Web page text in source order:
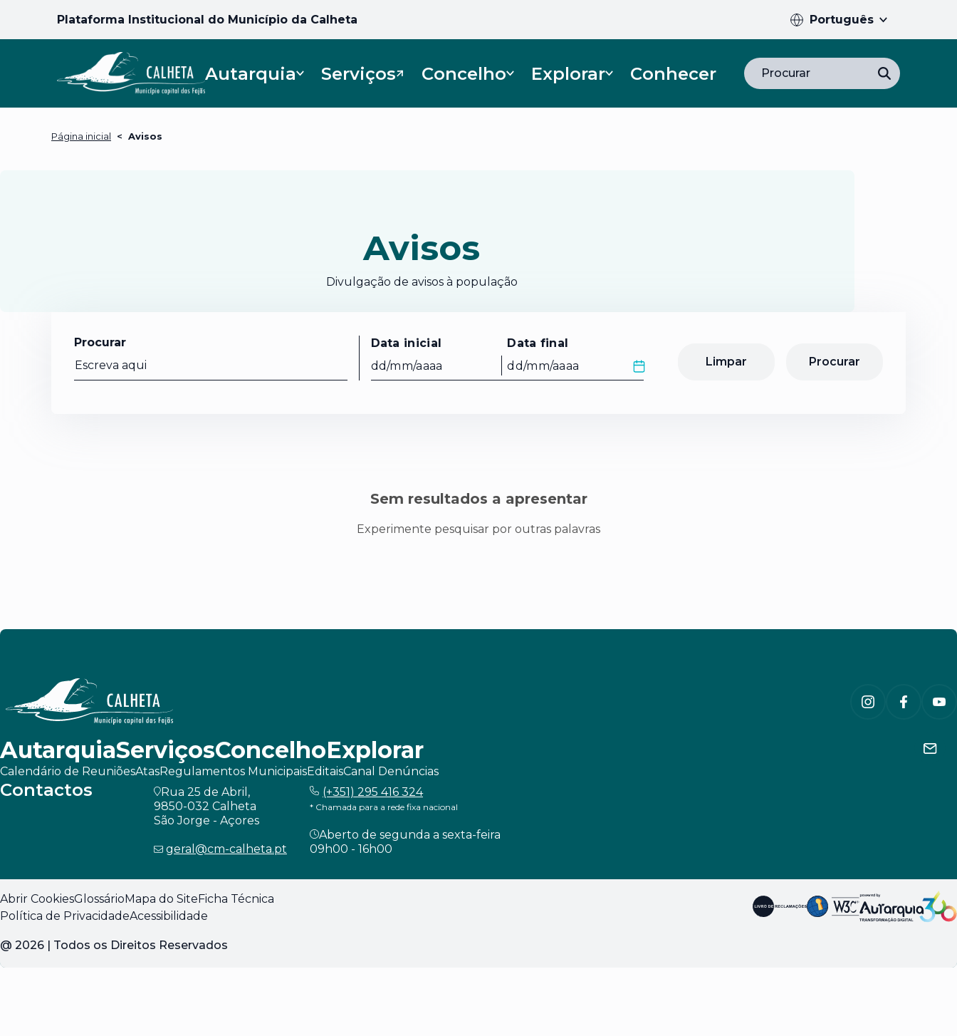
Plataforma Institucional do Município da Calheta Português
Autarquia Serviços
Abre num novo separador
Concelho Explorar Conhecer Procurar
Página inicial < Avisos
Avisos
Divulgação de avisos à população
Procurar
Data inicial
Data inicial
Data final
Limpar
Procurar
Sem resultados a apresentar
Experimente pesquisar por outras palavras
AutarquiaServiçosConcelhoExplorar
Calendário de ReuniõesAtasRegulamentos MunicipaisEditaisCanal Denúncias
Contactos
Rua 25 de Abril,
9850-032 Calheta
São Jorge - Açores
geral@cm-calheta.pt
(+351) 295 416 324
* Chamada para a rede fixa nacional
Aberto de segunda a sexta-feira
09h00 - 16h00
Abrir CookiesGlossárioMapa do SiteFicha Técnica
Política de PrivacidadeAcessibilidade
@ 2026 | Todos os Direitos Reservados